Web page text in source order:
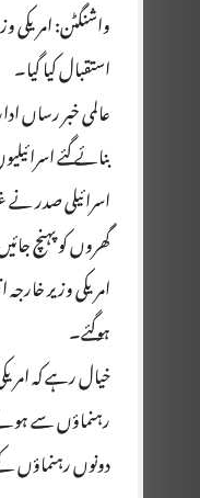
واشنگٹن:
استقبال کیا گیا۔
عالمی خبر رساں
بنائے گئے
اسرائیلی صدر نے
گھروں کو پہنچ
امریکی وزیر
ہوگئے۔
خیال رہے کہ
رہنماؤں سے
دونوں رہنماؤں